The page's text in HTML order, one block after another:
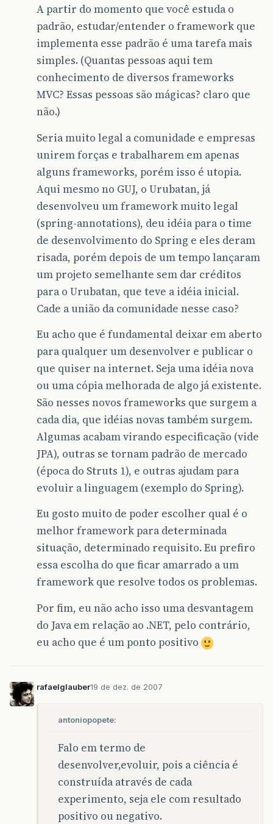
A partir do momento que você estuda o
padrão, estudar/entender o framework que
implementa esse padrão é uma tarefa mais
simples. (Quantas pessoas aqui tem
conhecimento de diversos frameworks
MVC? Essas pessoas são mágicas? claro que
não.)
Seria muito legal a comunidade e empresas
unirem forças e trabalharem em apenas
alguns frameworks, porém isso é utopia.
Aqui mesmo no GUJ, o Urubatan, já
desenvolveu um framework muito legal
(spring-annotations), deu idéia para o time
de desenvolvimento do Spring e eles deram
risada, porém depois de um tempo lançaram
um projeto semelhante sem dar créditos
para o Urubatan, que teve a idéia inicial.
Cade a união da comunidade nesse caso?
Eu acho que é fundamental deixar em aberto
para qualquer um desenvolver e publicar o
que quiser na internet. Seja uma idéia nova
ou uma cópia melhorada de algo já existente.
São nesses novos frameworks que surgem a
cada dia, que idéias novas também surgem.
Algumas acabam virando especificação (vide
JPA), outras se tornam padrão de mercado
(época do Struts 1), e outras ajudam para
evoluir a linguagem (exemplo do Spring).
Eu gosto muito de poder escolher qual é o
melhor framework para determinada
situação, determinado requisito. Eu prefiro
essa escolha do que ficar amarrado a um
framework que resolve todos os problemas.
Por fim, eu não acho isso uma desvantagem
do Java em relação ao .NET, pelo contrário,
eu acho que é um ponto positivo
rafaelglauber19 de dez. de 2007
antoniopopete:
Falo em termo de
desenvolver,evoluir, pois a ciência é
construída através de cada
experimento, seja ele com resultado
positivo ou negativo.